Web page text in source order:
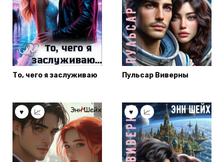
То, чего я заслуживаю Пульсар Виверны